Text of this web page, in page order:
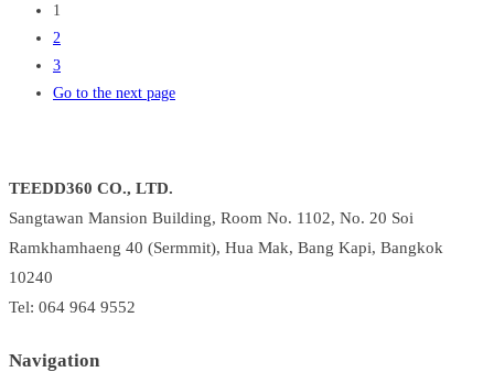
1
2
3
Go to the next page
TEEDD360 CO., LTD.
Sangtawan Mansion Building, Room No. 1102, No. 20 Soi
Ramkhamhaeng 40 (Sermmit), Hua Mak, Bang Kapi, Bangkok
10240
Tel: 064 964 9552
Navigation